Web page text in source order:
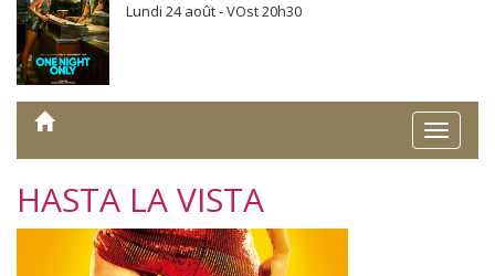
Lundi 24 août - VOst 20h30
Toggle
HASTA LA VISTA